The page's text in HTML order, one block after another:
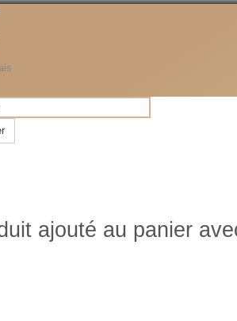
ajouté au panier